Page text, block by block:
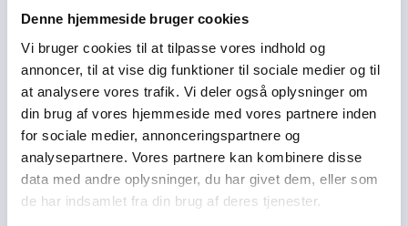
Denne hjemmeside bruger cookies
Vi bruger cookies til at tilpasse vores indhold og
annoncer, til at vise dig funktioner til sociale medier og til
at analysere vores trafik. Vi deler også oplysninger om
din brug af vores hjemmeside med vores partnere inden
for sociale medier, annonceringspartnere og
analysepartnere. Vores partnere kan kombinere disse
data med andre oplysninger, du har givet dem, eller som
de har indsamlet fra din brug af deres tjenester.
Tjen penge til:
Spejdere/spejdergruppen/FDF’ere, m.fl.
Kontor
Tjenpengeogstoet.dk
Ejby Industrivej 91
DK – 2600 Glostrup
CVR: 19347508